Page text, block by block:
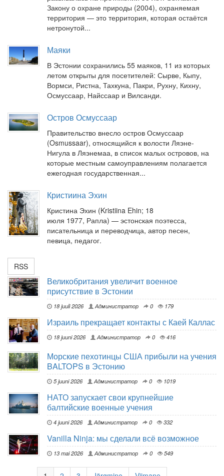
Закону о охране природы (2004), охраняемая
территория — это территория, которая остаётся
нетронутой...
Маяки
В Эстонии сохранились 55 маяков, 11 из которых
летом открыты для посетителей: Сырве, Кыпу,
Вормси, Ристна, Тахкуна, Пакри, Рухну, Кихну,
Осмуссаар, Найссаар и Вилсанди.
Остров Осмуссаар
Правительство внесло остров Осмуссаар
(Osmussaar), относящийся к волости Ляэне-
Нигула в Ляэнемаа, в список малых островов, на
которые местным самоуправлениям полагается
ежегодная государственная...
Кристиина Эхин
Кристина Эхин (Kristiina Ehin; 18
июля 1977, Рапла) — эстонская поэтесса,
писательница и переводчица, автор песен,
певица, педагог.
RSS
Великобритания увеличит военное
присутствие в Эстонии
18 juuli 2026 Администратор 0 179
Израиль прекращает контакты с Каей Каллас
18 juuni 2026 Администратор 0 416
Морские пехотинцы США прибыли на учения
BALTOPS в Эстонию
5 juuni 2026 Администратор 0 1019
НАТО запускает свои крупнейшие
балтийские военные учения
4 juuni 2026 Администратор 0 332
Vanilla Ninja: мы сделали всё возможное
13 mai 2026 Администратор 0 549